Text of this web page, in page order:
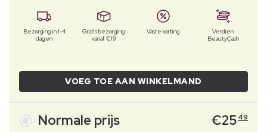
Bezorging in 1-4
dagen
Gratis bezorging
vanaf €19
Vaste korting
Verdien
BeautyCash
VOEG TOE AAN WINKELMAND
Normale prijs €25 49